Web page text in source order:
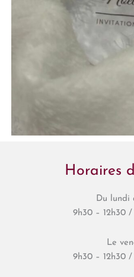
Horaires
Du lundi
9h30 – 12h30 /
Le
9h30 – 12h30 /